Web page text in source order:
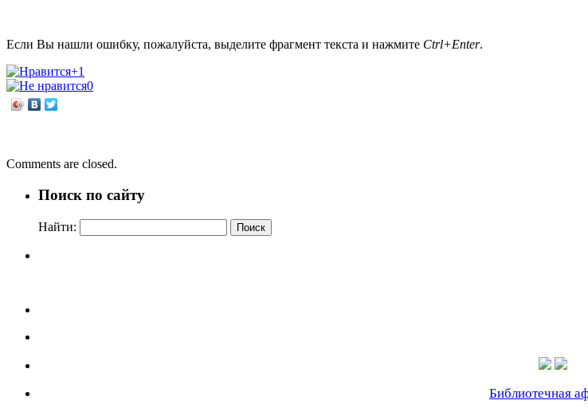
Если Вы нашли ошибку, пожалуйста, выделите фрагмент текста и нажмите Ctrl+Enter.
+1
0
Comments are closed.
Поиск по сайту
Найти:
Библиотечная